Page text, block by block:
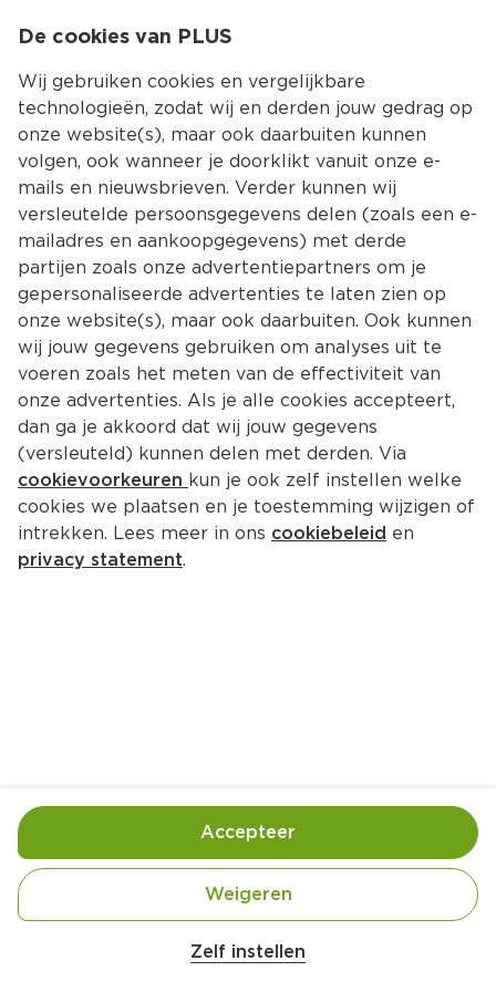
Kies jouw
Terug Producten
Holie's Crunchy Loops Original
Per Doos 350 g
De cookies van PLUS
Wij gebruiken cookies en vergelijkbare
technologieën, zodat wij en derden jouw gedrag op
onze website(s), maar ook daarbuiten kunnen
volgen, ook wanneer je doorklikt vanuit onze e-
mails en nieuwsbrieven. Verder kunnen wij
versleutelde persoonsgegevens delen (zoals een e-
mailadres en aankoopgegevens) met derde
partijen zoals onze advertentiepartners om je
gepersonaliseerde advertenties te laten zien op
onze website(s), maar ook daarbuiten. Ook kunnen
wij jouw gegevens gebruiken om analyses uit te
voeren zoals het meten van de effectiviteit van
onze advertenties. Als je alle cookies accepteert,
dan ga je akkoord dat wij jouw gegevens
(versleuteld) kunnen delen met derden. Via
cookievoorkeuren kun je ook zelf instellen welke
cookies we plaatsen en je toestemming wijzigen of
intrekken. Lees meer in ons cookiebeleid en
privacy statement.
Zelf instellen
Weigeren
Accepteer